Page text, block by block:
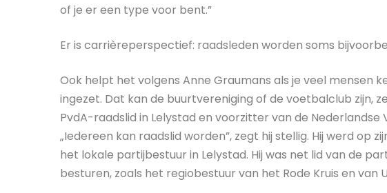
of je er een type voor bent.”
Er is carrièreperspectief: raadsleden worden soms
Ook helpt het volgens Anne Graumans als je veel mensen
ingezet. Dat kan de buurtvereniging of de voetbalclub zijn,
PvdA-raadslid in Lelystad en voorzitter van de Nederlandse
„Iedereen kan raadslid worden”, zegt hij stellig. Hij werd op
het lokale partijbestuur in Lelystad. Hij was net lid van de
besturen, zoals het regiobestuur van het Rode Kruis en van